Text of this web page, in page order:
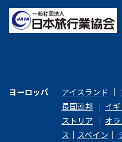
ヨーロッパ アイスランド ｜
長国連邦｜ イ
ストリア ｜ オ
ス ｜ スペイン ｜